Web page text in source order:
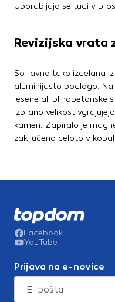
Uporabljajo se tudi v
Revizijska vrata
So ravno tako izdelana
aluminijasto podlogo.
lesene ali plinobetonske
izbrano velikost
kamen. Zapiralo je
zaključeno celoto v
Facebook
YouTube
Prijava na e-novice